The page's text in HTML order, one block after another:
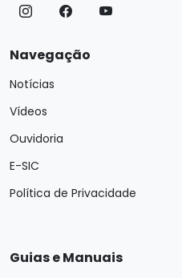
Navegação
Notícias
Vídeos
Ouvidoria
E-SIC
Política de Privacidade
Guias e Manuais